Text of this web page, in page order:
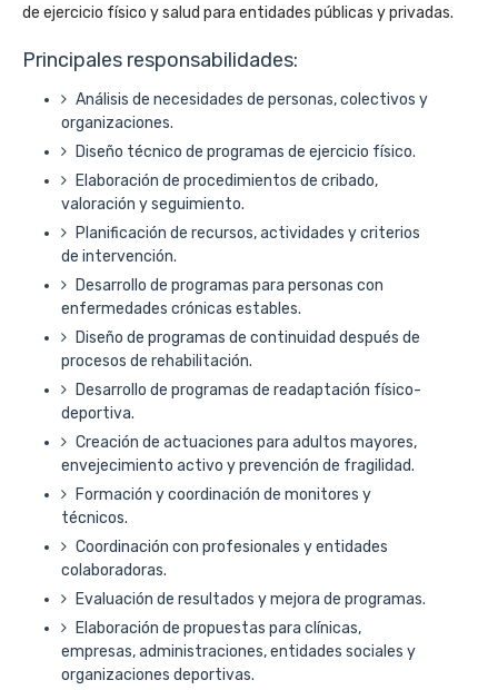
de ejercicio físico y salud para entidades públicas y privadas.
Principales responsabilidades:
Análisis de necesidades de personas, colectivos y
organizaciones.
Diseño técnico de programas de ejercicio físico.
Elaboración de procedimientos de cribado,
valoración y seguimiento.
Planificación de recursos, actividades y criterios
de intervención.
Desarrollo de programas para personas con
enfermedades crónicas estables.
Diseño de programas de continuidad después de
procesos de rehabilitación.
Desarrollo de programas de readaptación físico-
deportiva.
Creación de actuaciones para adultos mayores,
envejecimiento activo y prevención de fragilidad.
Formación y coordinación de monitores y
técnicos.
Coordinación con profesionales y entidades
colaboradoras.
Evaluación de resultados y mejora de programas.
Elaboración de propuestas para clínicas,
empresas, administraciones, entidades sociales y
organizaciones deportivas.